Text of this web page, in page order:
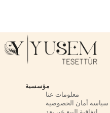
مؤسسية
معلومات عنا
سياسة أمان الخصوصية